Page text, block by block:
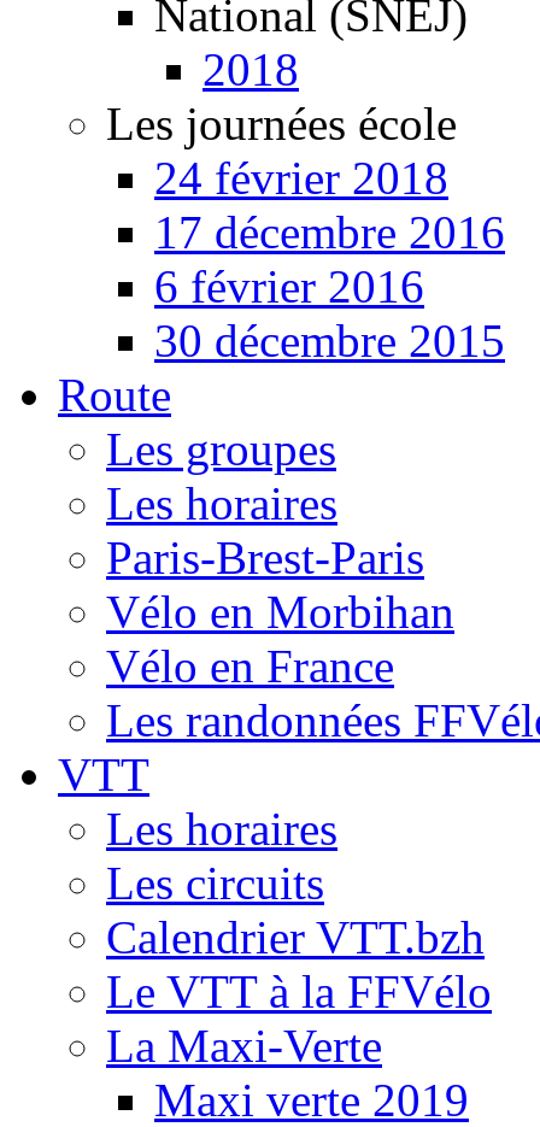
National (SNEJ)
2018
Les journées école
24 février 2018
17 décembre 2016
6 février 2016
30 décembre 2015
Route
Les groupes
Les horaires
Paris-Brest-Paris
Vélo en Morbihan
Vélo en France
Les randonnées
VTT
Les horaires
Les circuits
Calendrier VTT.bzh
Le VTT à la FFVélo
La Maxi-Verte
Maxi verte 2019